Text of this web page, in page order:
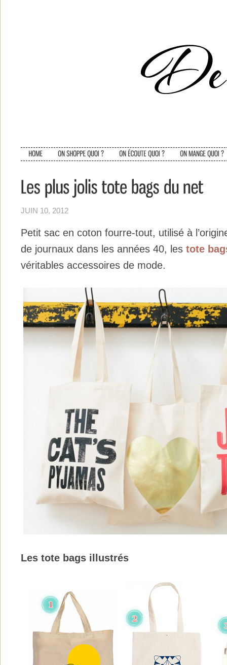
JUIN 10, 2012
Petit sac en coton fourre-tout, utilisé à
de journaux dans les années 40, les tote
véritables accessoires de mode.
Les tote bags illustrés